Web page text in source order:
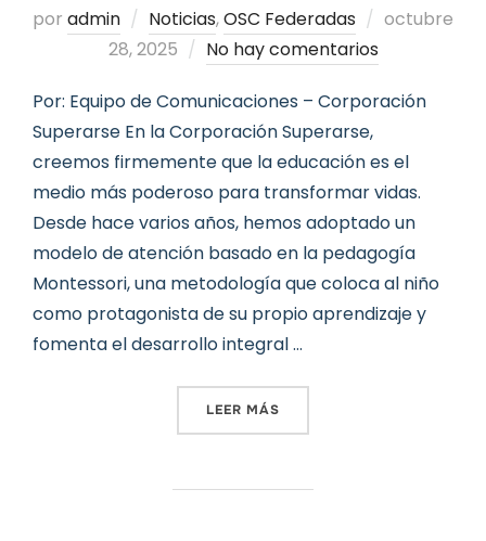
por admin Noticias,OSC Federadas
Publicado
octubre
28, 2025
No hay comentarios
Por: Equipo de Comunicaciones – Corporación
Superarse En la Corporación Superarse,
creemos firmemente que la educación es el
medio más poderoso para transformar vidas.
Desde hace varios años, hemos adoptado un
modelo de atención basado en la pedagogía
Montessori, una metodología que coloca al niño
como protagonista de su propio aprendizaje y
fomenta el desarrollo integral …
LEER MÁS